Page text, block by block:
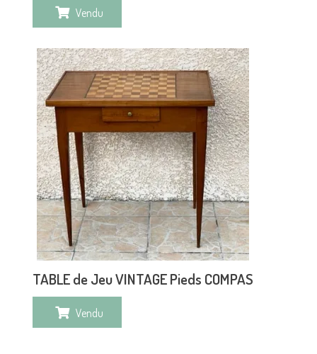
Vendu
TABLE de Jeu VINTAGE Pieds COMPAS
Vendu